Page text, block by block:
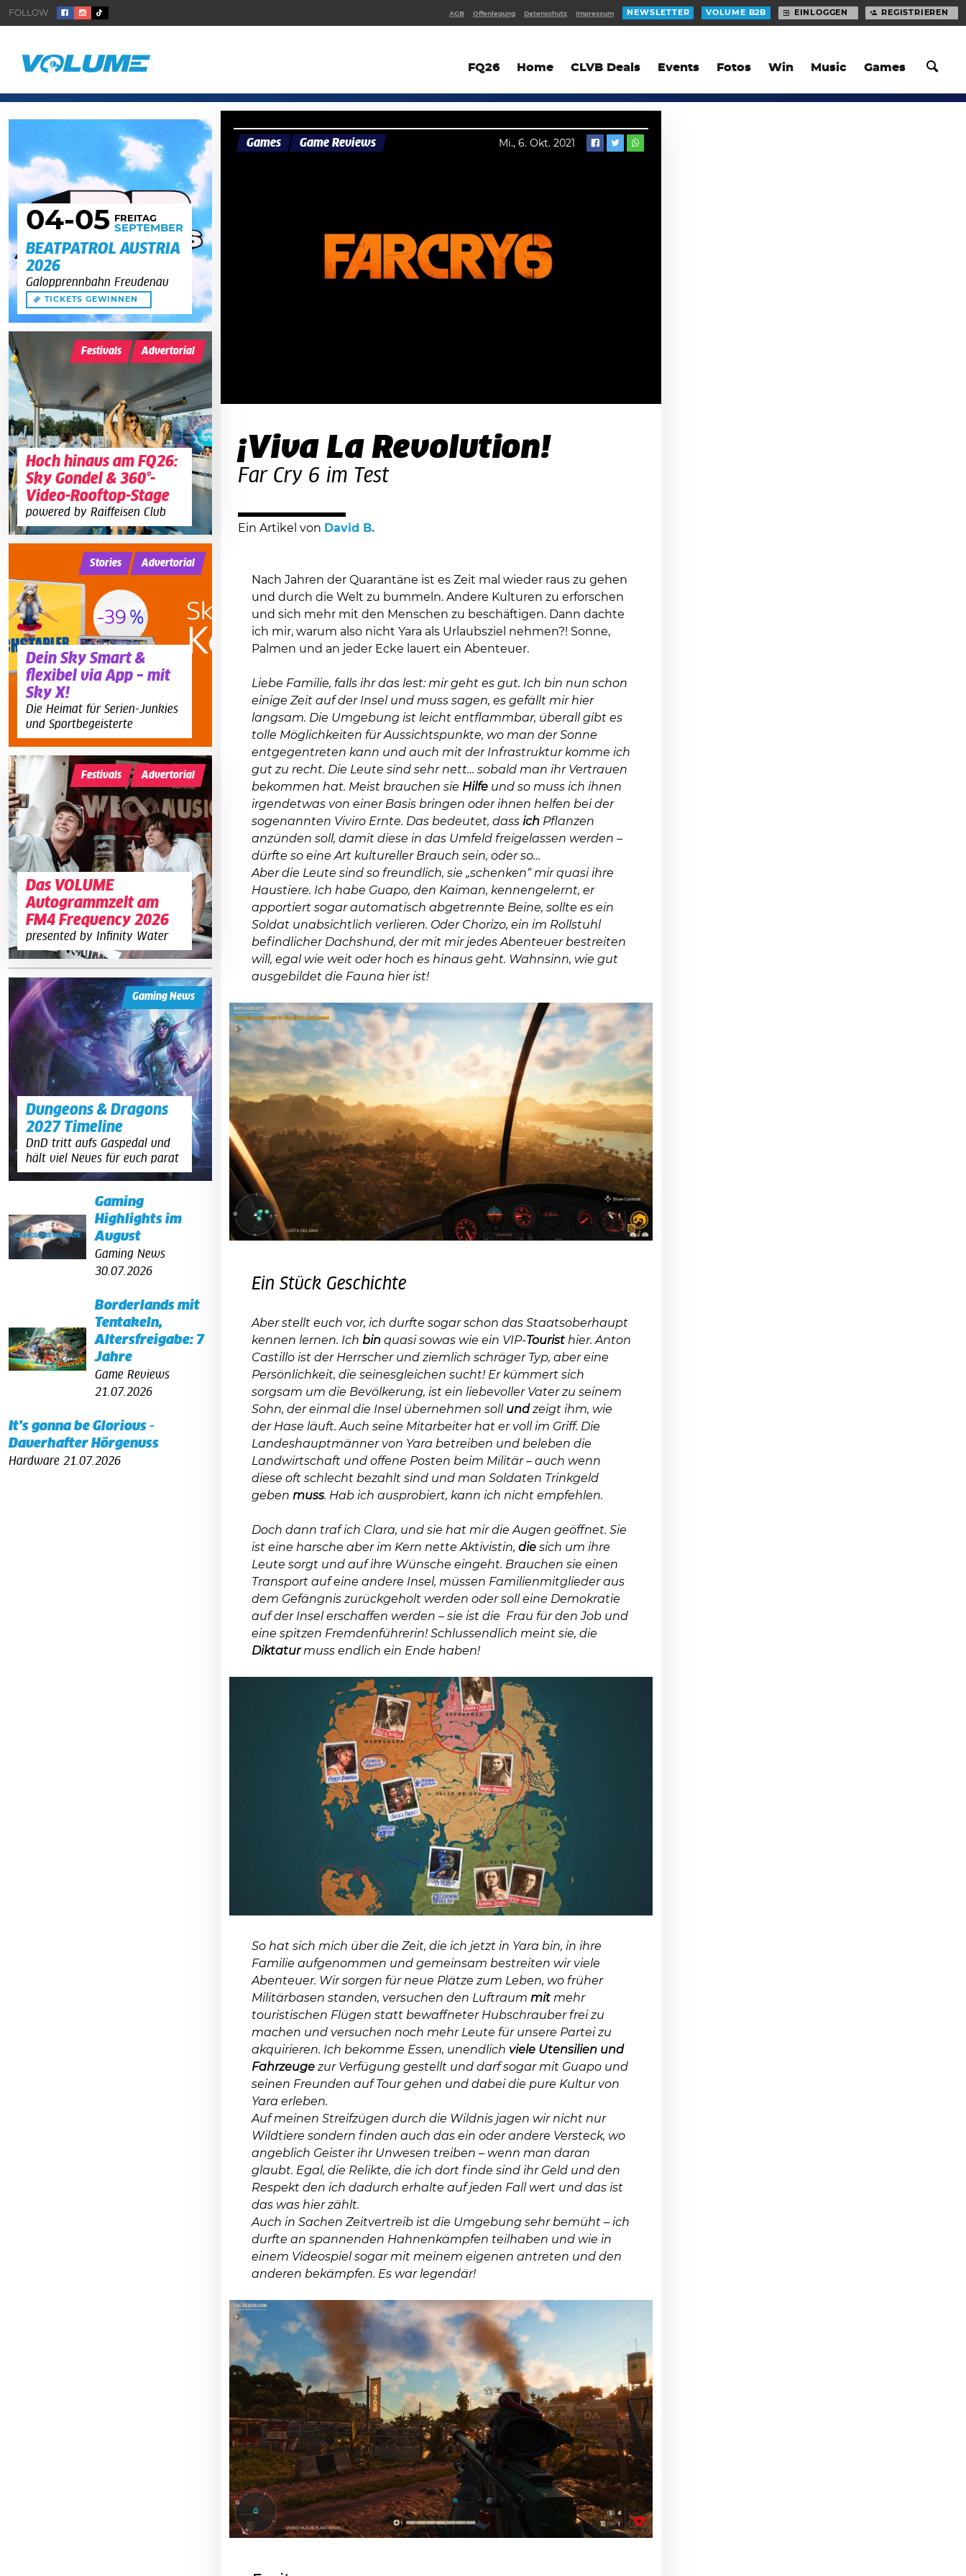
FQ26 Home CLVB Deals Events Fotos Win Music Games
NEWSLETTER VOLUME B2B EINLOGGEN REGISTRIEREN
AGB Offenlegung Datenschutz Impressum
Games Game Reviews Mi., 6. Okt. 2021
¡Viva La Revolution!
Far Cry 6 im Test
Ein Artikel von David B.
Nach Jahren der Quarantäne ist es Zeit mal wieder raus zu gehen
und durch die Welt zu bummeln. Andere Kulturen zu erforschen
und sich mehr mit den Menschen zu beschäftigen. Dann dachte
ich mir, warum also nicht Yara als Urlaubsziel nehmen?! Sonne,
Palmen und an jeder Ecke lauert ein Abenteuer.
Liebe Familie, falls ihr das lest: mir geht es gut. Ich bin nun schon
einige Zeit auf der Insel und muss sagen, es gefällt mir hier
langsam. Die Umgebung ist leicht entflammbar, überall gibt es
tolle Möglichkeiten für Aussichtspunkte, wo man der Sonne
entgegentreten kann und auch mit der Infrastruktur komme ich
gut zu recht. Die Leute sind sehr nett… sobald man ihr Vertrauen
bekommen hat. Meist brauchen sie Hilfeund so muss ich ihnen
irgendetwas von einer Basis bringen oder ihnen helfen bei der
sogenannten Viviro Ernte. Das bedeutet, dass ichPflanzen
anzünden soll, damit diese in das Umfeld freigelassen werden –
dürfte so eine Art kultureller Brauch sein, oder so…
Aber die Leute sind so freundlich, sie „schenken“ mir quasi ihre
Haustiere. Ich habe Guapo, den Kaiman, kennengelernt, er
apportiert sogar automatisch abgetrennte Beine, sollte es ein
Soldat unabsichtlich verlieren. Oder Chorizo, ein im Rollstuhl
befindlicher Dachshund, der mit mir jedes Abenteuer bestreiten
will, egal wie weit oder hoch es hinaus geht. Wahnsinn, wie gut
ausgebildet die Fauna hier ist!
Ein Stück Geschichte
Aber stellt euch vor, ich durfte sogar schon das Staatsoberhaupt
kennen lernen. Ich binquasi sowas wie ein VIP-Touristhier. Anton
Castillo ist der Herrscher und ziemlich schräger Typ, aber eine
Persönlichkeit, die seinesgleichen sucht! Er kümmert sich
sorgsam um die Bevölkerung, ist ein liebevoller Vater zu seinem
Sohn, der einmal die Insel übernehmen soll undzeigt ihm, wie
der Hase läuft. Auch seine Mitarbeiter hat er voll im Griff. Die
Landeshauptmänner von Yara betreiben und beleben die
Landwirtschaft und offene Posten beim Militär – auch wenn
diese oft schlecht bezahlt sind und man Soldaten Trinkgeld
geben muss. Hab ich ausprobiert, kann ich nicht empfehlen.
Doch dann traf ich Clara, und sie hat mir die Augen geöffnet. Sie
ist eine harsche aber im Kern nette Aktivistin, diesich um ihre
Leute sorgt und auf ihre Wünsche eingeht. Brauchen sie einen
Transport auf eine andere Insel, müssen Familienmitglieder aus
dem Gefängnis zurückgeholt werden oder soll eine Demokratie
auf der Insel erschaffen werden – sie ist die Frau für den Job und
eine spitzen Fremdenführerin! Schlussendlich meint sie, die
Diktaturmuss endlich ein Ende haben!
So hat sich mich über die Zeit, die ich jetzt in Yara bin, in ihre
Familie aufgenommen und gemeinsam bestreiten wir viele
Abenteuer. Wir sorgen für neue Plätze zum Leben, wo früher
Militärbasen standen, versuchen den Luftraum mitmehr
touristischen Flügen statt bewaffneter Hubschrauber frei zu
machen und versuchen noch mehr Leute für unsere Partei zu
akquirieren. Ich bekomme Essen, unendlich viele Utensilien und
Fahrzeugezur Verfügung gestellt und darf sogar mit Guapo und
seinen Freunden auf Tour gehen und dabei die pure Kultur von
Yara erleben.
Auf meinen Streifzügen durch die Wildnis jagen wir nicht nur
Wildtiere sondern finden auch das ein oder andere Versteck, wo
angeblich Geister ihr Unwesen treiben – wenn man daran
glaubt. Egal, die Relikte, die ich dort finde sind ihr Geld und den
Respekt den ich dadurch erhalte auf jeden Fall wert und das ist
das was hier zählt.
Auch in Sachen Zeitvertreib ist die Umgebung sehr bemüht – ich
durfte an spannenden Hahnenkämpfen teilhaben und wie in
einem Videospiel sogar mit meinem eigenen antreten und den
anderen bekämpfen. Es war legendär!
04-05 FREITAG
SEPTEMBER
BEATPATROL AUSTRIA
2026
Galopprennbahn Freudenau
TICKETS GEWINNEN
Hoch hinaus am FQ26:
Sky Gondel & 360°-
Video-Rooftop-Stage
powered by Raiffeisen Club
Festivals Advertorial
Dein Sky Smart &
flexibel via App – mit
Sky X!
Die Heimat für Serien-Junkies
und Sportbegeisterte
Stories Advertorial
Das VOLUME
Autogrammzelt am
FM4 Frequency 2026
presented by Infinity Water
Festivals Advertorial
Dungeons & Dragons
2027 Timeline
DnD tritt aufs Gaspedal und
hält viel Neues für euch parat
Gaming News
Gaming
Highlights im
August
Gaming News
30.07.2026
Borderlands mit
Tentakeln,
Altersfreigabe: 7
Jahre
Game Reviews
21.07.2026
It’s gonna be Glorious -
Dauerhafter Hörgenuss
Hardware 21.07.2026